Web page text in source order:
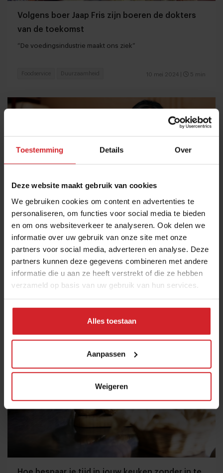
Toestemming Details Over
Deze website maakt gebruik van cookies
We gebruiken cookies om content en advertenties te
personaliseren, om functies voor social media te bieden
en om ons websiteverkeer te analyseren. Ook delen we
informatie over uw gebruik van onze site met onze
partners voor social media, adverteren en analyse. Deze
partners kunnen deze gegevens combineren met andere
informatie die u aan ze heeft verstrekt of die ze hebben
verzameld op basis van uw gebruik van hun services.
Alles toestaan
Aanpassen
Weigeren
Volgens boer Jaap Fris zijn boeren de dokters
van de toekomst
“De voedingsindustrie maakt ons ziek”
10 mei 2024 5 min
Foodservice Duurzaamheid
Hoe Mama’s Koelkast 21 culturen verbindt via
culinaire wereldgerechten
Een van de meest veelbelovende foodondernemers van
Nederland zet zich in voor diversiteit en inclusiviteit
Sponsored Story